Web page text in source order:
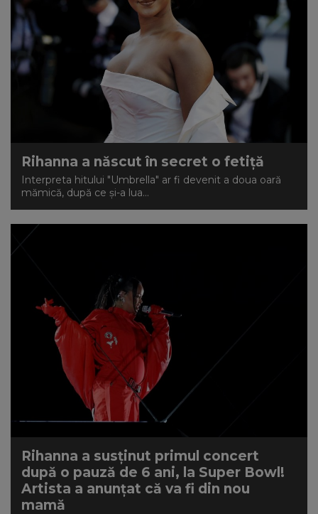
Rihanna a născut în secret o fetiță
Interpreta hitului "Umbrella" ar fi devenit a doua oară
mămică, după ce și-a lua...
Rihanna a susținut primul concert
după o pauză de 6 ani, la Super Bowl!
Artista a anunțat că va fi din nou
mamă